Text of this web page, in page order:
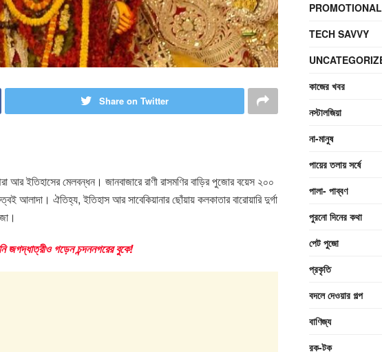
Share on Twitter
ইতিহাসের মেলবন্ধন। জানবাজারে রাণী রাসমণির বাড়ির পুজোর বয়েস ২০০
আলাদা। ঐতিহ্য, ইতিহাস আর সাবেকিয়ানার ছোঁয়ায় কলকাতার বারোয়ারি দুর্গা
জগদ্ধাত্রীও গড়েন চন্দননগরের বুকে!
PROMOTIONAL
TECH SAVVY
কাজের খবর
নস্টালজিয়া
না-মানুষ
পায়ের তলায় সর্ষে
পালা- পাব্বণ
পুরনো দিনের কথা
পেট পুজো
প্রকৃতি
বদলে দেওয়ার গল্প
বাণিজ্য
রক-টক